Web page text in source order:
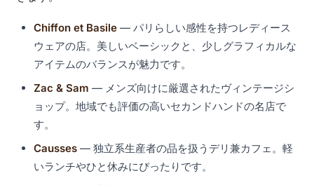
Chiffon et Basile — パリらしい感性を持つレディース
ウェアの店。美しいベーシックと、少しグラフィカルな
アイテムのバランスが魅力です。
Zac & Sam — メンズ向けに厳選されたヴィンテージシ
ョップ。地域でも評価の高いセカンドハンドの名店で
す。
Causses — 独立系生産者の品を扱うデリ兼カフェ。軽
いランチやひと休みにぴったりです。